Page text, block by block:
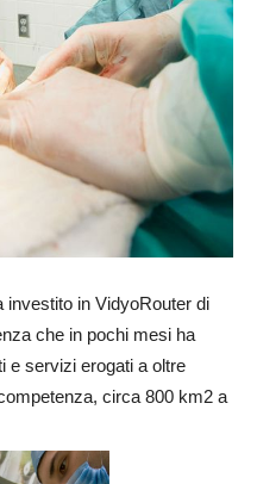
investito in VidyoRouter di
che in pochi mesi ha
e servizi erogati a oltre
circa 800 km2 a